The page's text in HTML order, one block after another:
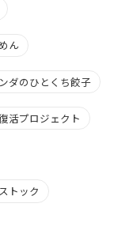
ん
ダのひとくち餃子
活プロジェクト
トック